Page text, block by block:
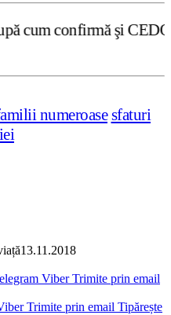
în cazul
numeroase sfaturi
13.11.2018
Viber Trimite prin email
Trimite prin email Tipărește